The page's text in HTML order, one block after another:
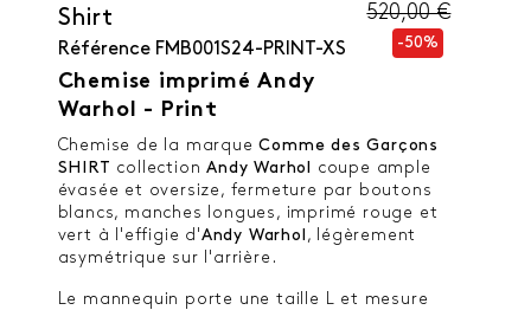
Shirt
Référence FMB001S24-PRINT-XS
Chemise imprimé Andy
Warhol - Print
520,00 €
-50%
Chemise de la marqueComme des Garçons
SHIRT collection Andy Warhol
coupe ample
évasée et oversize, fermeture par boutons
blancs, manches longues, imprimé rouge et
vert à l'effigie d'Andy Warhol , légèrement
asymétrique sur l'arrière.
Le mannequin porte une taille L et mesure